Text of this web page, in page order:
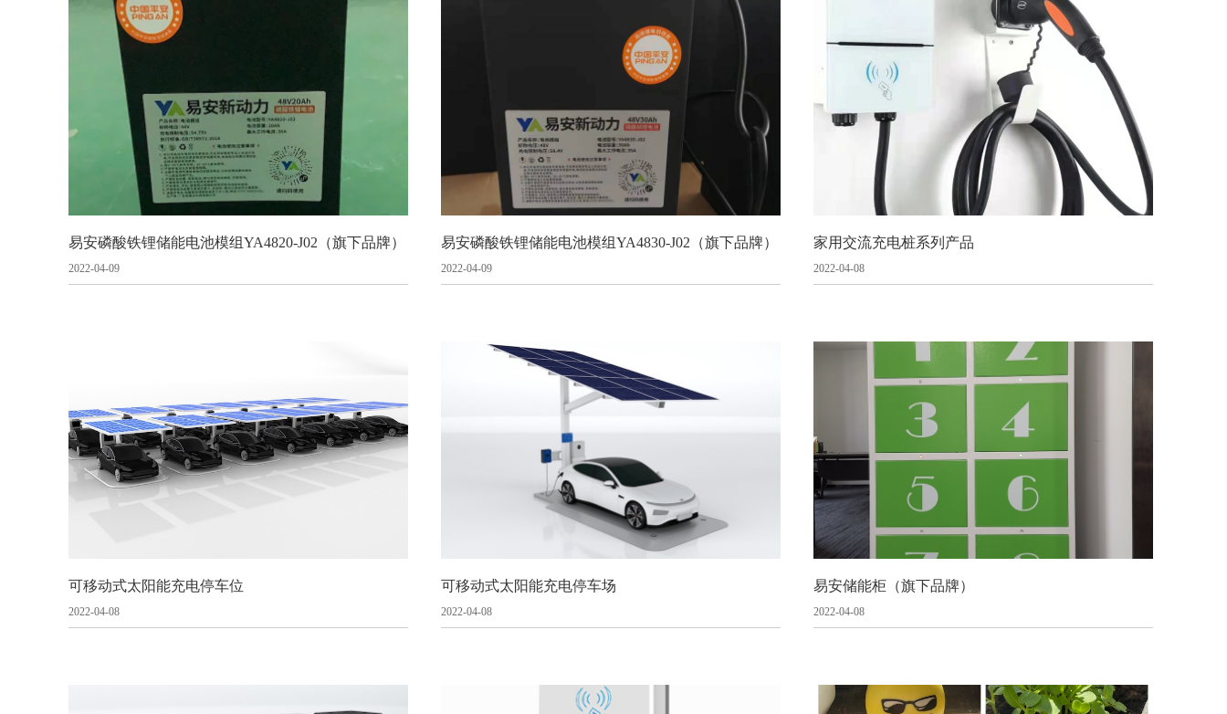
易安磷酸铁锂储能电池模组YA4820-J02（旗下品牌）
2022-04-09
易安磷酸铁锂储能电池模组YA4830-J02（旗下品牌）
2022-04-09
家用交流充电桩系列产品
2022-04-08
可移动式太阳能充电停车位
2022-04-08
可移动式太阳能充电停车场
2022-04-08
易安储能柜（旗下品牌）
2022-04-08